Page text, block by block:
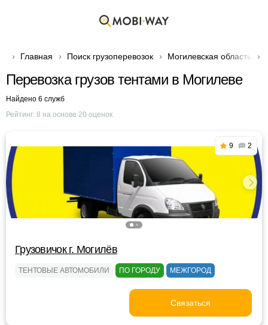
Главная Поиск грузоперевозок Могилевская область
Перевозка грузов тентами в Могилеве
Найдено 6 служб
Рейтинг: 8 на основе 20 оценок
9 2
Грузовичок г. Могилёв
ТЕНТОВЫЕ АВТОМОБИЛИ ПО ГОРОДУ МЕЖГОРОД
Связаться